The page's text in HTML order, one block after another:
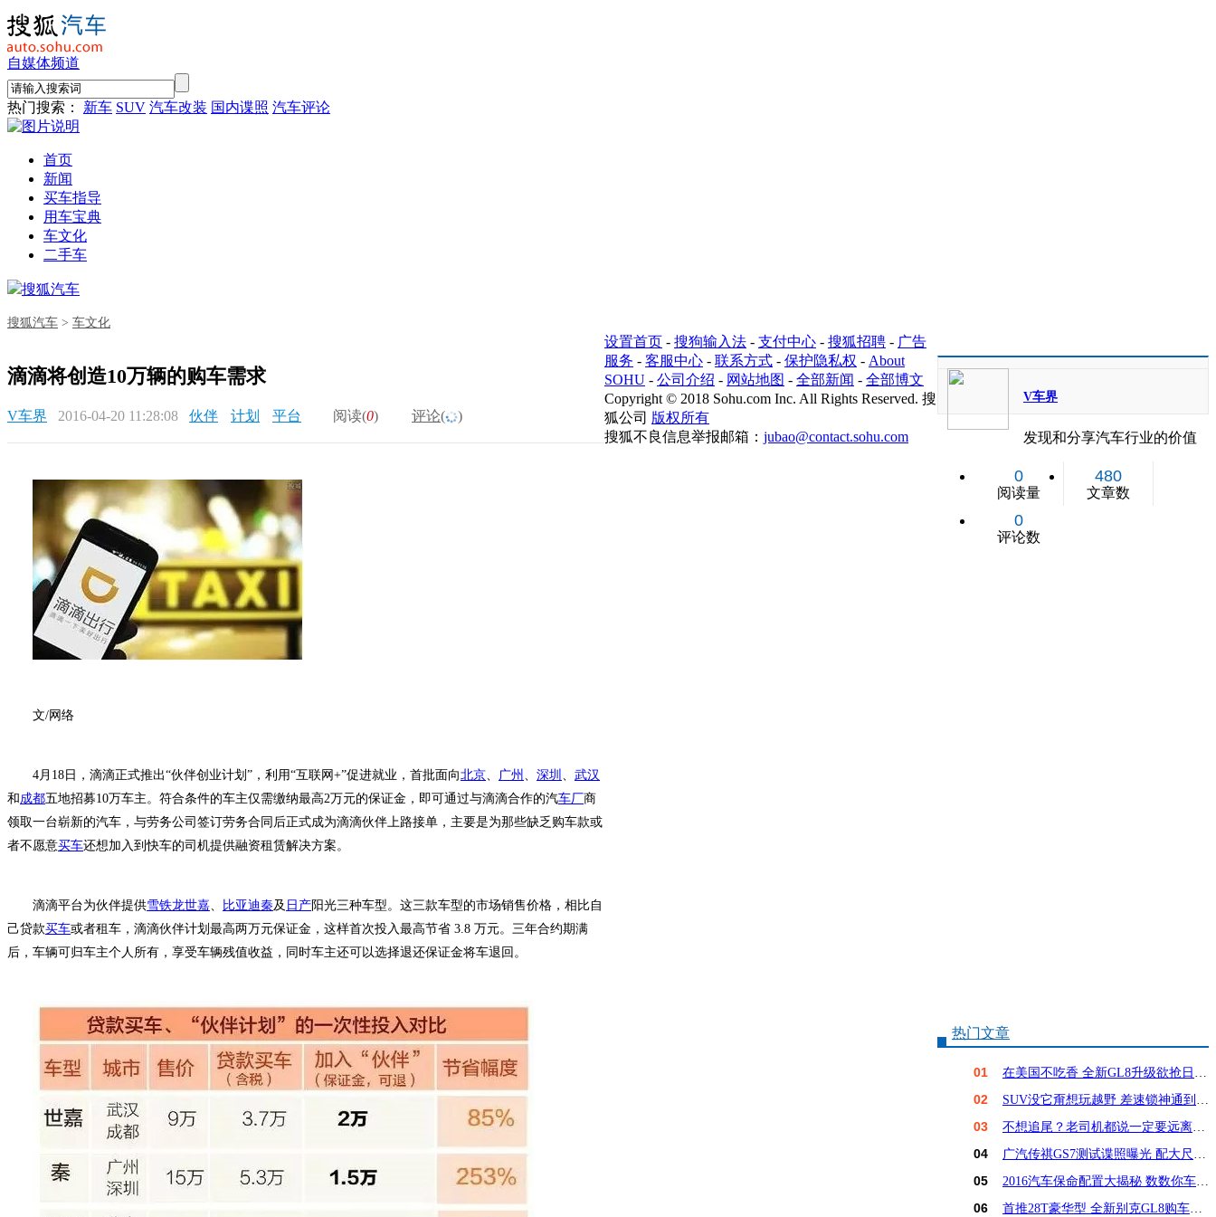
自媒体频道
热门搜索： 新车 SUV 汽车改装 国内谍照 汽车评论
首页
新闻
买车指导
用车宝典
车文化
二手车
搜狐汽车
搜狐汽车 > 车文化
滴滴将创造10万辆的购车需求
V车界 2016-04-20 11:28:08 伙伴 计划 平台 阅读(0) 评论( )
文/网络
4月18日，滴滴正式推出“伙伴创业计划”，利用“互联网+”促进就业，首批面向北京 广州 深圳
武汉
和 成都五地招募10万车主。符合条件的车主仅需缴纳最高2万元的保证金，即可通过与滴滴合作的汽车厂商
领取一台崭新的汽车，与劳务公司签订劳务合同后正式成为滴滴伙伴上路接单，主要是为那些缺乏购车款或
者不愿意买车还想加入到快车的司机提供融资租赁解决方案。
滴滴平台为伙伴提供雪铁龙世嘉 比亚迪秦及 日产阳光三种车型。这三款车型的市场销售价格，相比自
己贷款买车或者租车，滴滴伙伴计划最高两万元保证金，这样首次投入最高节省 3.8 万元。三年合约期满
后，车辆可归车主个人所有，享受车辆残值收益，同时车主还可以选择退还保证金将车退回。
V车界
发现和分享汽车行业的价值
0
阅读量
480
文章数
0
评论数
热门文章
01 在美国不吃香 全新GL8升级欲抢日系饭碗？
02 SUV没它甭想玩越野 差速锁神通到底有多大？
03 不想追尾？老司机都说一定要远离这6种车！
04 广汽传祺GS7测试谍照曝光 配大尺寸屏幕
05 2016汽车保命配置大揭秘 数数你车占几样？
06 首推28T豪华型 全新别克GL8购车手册
设置首页 - 搜狗输入法 - 支付中心 - 搜狐招聘 - 广告
服务 - 客服中心 - 联系方式 - 保护隐私权 - About
SOHU - 公司介绍 - 网站地图 - 全部新闻 - 全部博文
Copyright © 2018 Sohu.com Inc. All Rights Reserved. 搜
狐公司 版权所有
搜狐不良信息举报邮箱： jubao@contact.sohu.com